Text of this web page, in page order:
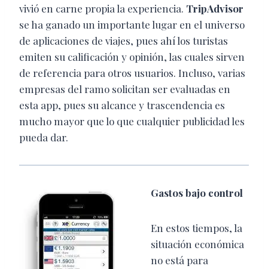
vivió en carne propia la experiencia. TripAdvisor
se ha ganado un importante lugar en el universo
de aplicaciones de viajes, pues ahí los turistas
emiten su calificación y opinión, las cuales sirven
de referencia para otros usuarios. Incluso, varias
empresas del ramo solicitan ser evaluadas en
esta app, pues su alcance y trascendencia es
mucho mayor que lo que cualquier publicidad les
pueda dar.
Gastos bajo control
En estos tiempos, la
situación económica
no está para